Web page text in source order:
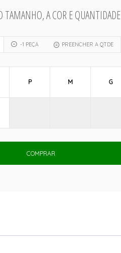
TAMANHO, A COR E QUANTIDADE
-1 PEÇA PREENCHER A QTDE
P M G
COMPRAR